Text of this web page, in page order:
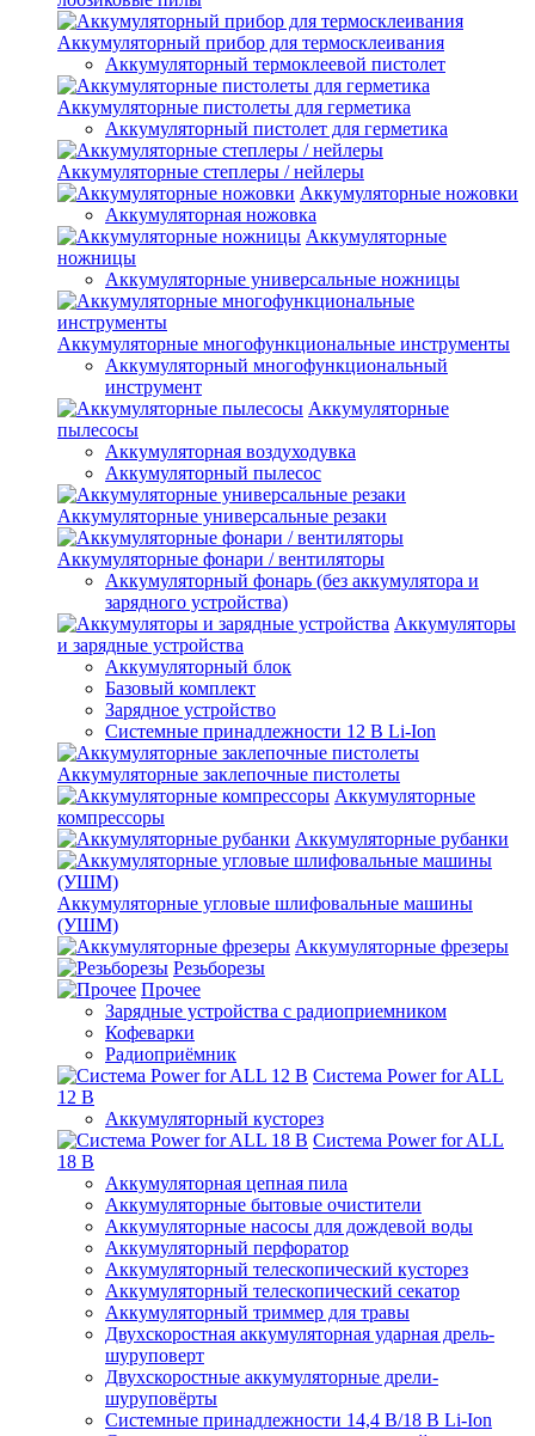
Аккумуляторный прибор для термосклеивания
Аккумуляторный термоклеевой пистолет
Аккумуляторные пистолеты для герметика
Аккумуляторный пистолет для герметика
Аккумуляторные степлеры / нейлеры
Аккумуляторные ножовки
Аккумуляторная ножовка
Аккумуляторные
ножницы
Аккумуляторные универсальные ножницы
Аккумуляторные многофункциональные инструменты
Аккумуляторный многофункциональный
инструмент
Аккумуляторные
пылесосы
Аккумуляторная воздуходувка
Аккумуляторный пылесос
Аккумуляторные универсальные резаки
Аккумуляторные фонари / вентиляторы
Аккумуляторный фонарь (без аккумулятора и
зарядного устройства)
Аккумуляторы
и зарядные устройства
Аккумуляторный блок
Базовый комплект
Зарядное устройство
Системные принадлежности 12 В Li-Ion
Аккумуляторные заклепочные пистолеты
Аккумуляторные
компрессоры
Аккумуляторные рубанки
Аккумуляторные угловые шлифовальные машины
(УШМ)
Аккумуляторные фрезеры
Резьборезы
Прочее
Зарядные устройства с радиоприемником
Кофеварки
Радиоприёмник
Система Power for ALL
12 В
Аккумуляторный кусторез
Система Power for ALL
18 В
Аккумуляторная цепная пила
Аккумуляторные бытовые очистители
Аккумуляторные насосы для дождевой воды
Аккумуляторный перфоратор
Аккумуляторный телескопический кусторез
Аккумуляторный телескопический секатор
Аккумуляторный триммер для травы
Двухскоростная аккумуляторная ударная дрель-
шуруповерт
Двухскоростные аккумуляторные дрели-
шуруповёрты
Системные принадлежности 14,4 В/18 В Li-Ion